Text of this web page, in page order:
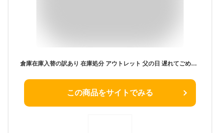
倉庫在庫入替の訳あり 在庫処分 アウトレット 父の日 遅れてごめんね ビール ギフト 国産ビール 飲み比べセット 詰め合わせ プレゼント お酒 贈り物 父の日カード付 ワンランク上の全国クラフトビール18本 350ml缶 18種 送料無料 よなよなエール 化粧箱入 KOB
この商品をサイトでみる